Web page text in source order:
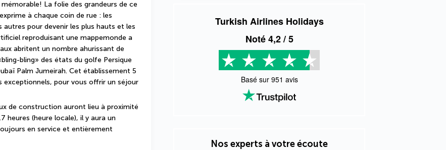
Turkish Airlines Holidays
Noté4,2/ 5
Basé sur 951 avis
Nos experts à votre écoute
La folie des grandeurs de ce
à chaque coin de rue : les
pour devenir les plus hauts et les
reproduisant une mappemonde a
abritent un nombre ahurissant de
bling» des états du golfe Persique
Palm Jumeirah. Cet établissement 5
pour vous offrir un séjour
de construction auront lieu à proximité
heures (heure locale), il y aura un
en service et entièrement